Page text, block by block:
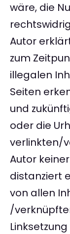
wäre, die
Autor
zum
illegalen
Seiten
und
oder die
verlinkten/
Autor
distanziert
von allen
/